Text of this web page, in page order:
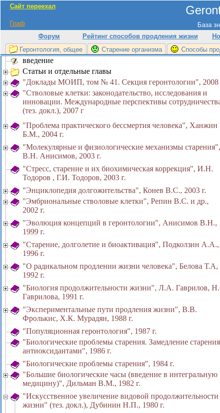
Сайт переехал
База
Граф
Форум
Рейтинг способов продления жизни
Геронтология, общее
Старение организма Способы
введение
Статьи и отдельные главы
"Доклады МОИП, том № 41. Секция геронтологии", 2008
"Стволовые клетки: законодательство, исследования и
инновации. Международные перспективы
(тез. докл.), 2007 г
"Проблема практического бессмертия человека", Ханжин
Б.М., 2004 г.
"Молекулярные и физиологические механизмы старения",
В.Н. Анисимов, 2003 г.
"Стресс, старение и их биохимическая коррекция", И.Н.
Тодоров , Г.И. Тодоров, 2003 г.
"Энциклопедия долгожительства", Конев В.С., 2003 г.
"Эмбриональные стволовые клетки", Репин В.С. и др.,
2002 г.
"Эволюция концепций в геронтологии", Анисимов В.Н.,
1999 г.
"Старение, долголетие и биоактивация", Подколзин А.А.,
1996 г.
"О радикальном продлении жизни человека", Белова Т.А,
1992 г.
"Биология продолжительности жизни", Л.А. Гаврилов,
Гаврилова, 1991 г.
"Экспериментальные пути продления жизни", В.В.
Фролькис, X.К. Мурадян, 1988 г.
"Популяционная геронтология", 1987 г.
"Биологические проблемы старения. Замедление старения
антиоксидантами", 1986 г.
"Биологические проблемы старения", 1984 г.
"Большие биологические часы (введение в интегральную
медицину)", Дильман В.М., 1982 г.
"Искусственное увеличение видовой продолжительности
жизни" (тез. докл.), Дубинин Н.П., 1980 г.